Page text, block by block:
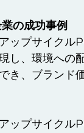
の成功事例
ップサイクル
し、環境への
き、ブランド
ップサイクル